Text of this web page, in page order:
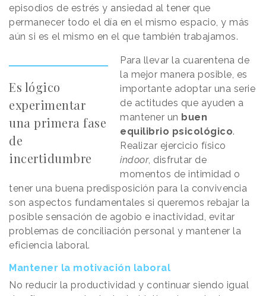
episodios de estrés y ansiedad al tener que
permanecer todo el día en el mismo espacio, y más
aún si es el mismo en el que también trabajamos.
Es lógico
experimentar
una primera fase
de
incertidumbre
Para llevar la cuarentena de
la mejor manera posible, es
importante adoptar una serie
de actitudes que ayuden a
mantener un buen
equilibrio psicológico.
Realizar ejercicio físico
indoor, disfrutar de
momentos de intimidad o
tener una buena predisposición para la convivencia
son aspectos fundamentales si queremos rebajar la
posible sensación de agobio e inactividad, evitar
problemas de conciliación personal y mantener la
eficiencia laboral.
Mantener la motivación laboral
No reducir la productividad y continuar siendo igual